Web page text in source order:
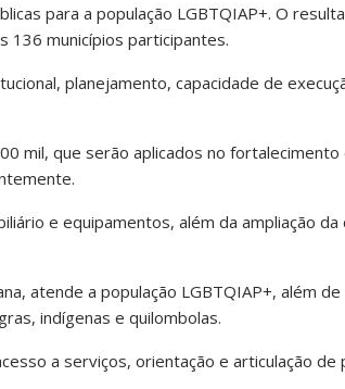
para a população LGBTQIAP+. O
136 municípios participantes.
planejamento, capacidade de
mil, que serão aplicados no
e equipamentos, além da ampliação da
atende a população LGBTQIAP+, além
indígenas e quilombolas.
a serviços, orientação e articulação de